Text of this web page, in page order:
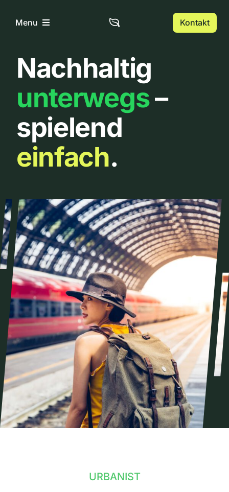
InhaltMenu
Home
Über uns
Urbanlist
Kontakt
Nachhaltig
unterwegs–
spielend
einfach.
URBANIST